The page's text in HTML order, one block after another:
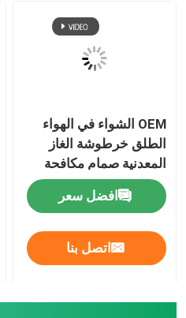
OEM الشواء في الهواء
الطلق خرطوشة الغاز
المعدنية صمام مكافحة
التسرب وخفيفة الوزن
افضل سعر
اتصل بنا